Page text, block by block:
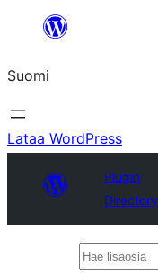
Suomi
Lataa WordPress
Plugin
Directory
Hae